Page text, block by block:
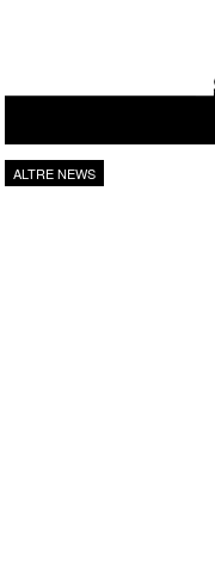
Vai al contenuto
ALTRE NEWS